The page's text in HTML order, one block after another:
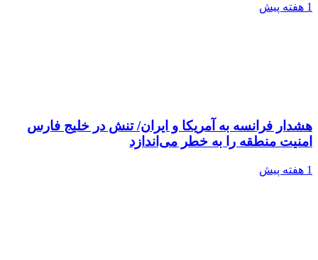
1 هفته پیش
هشدار فرانسه به آمریکا و ایران/ تنش در خلیج فارس
امنیت منطقه را به خطر می‌اندازد
1 هفته پیش